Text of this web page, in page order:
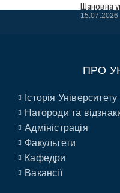
Шановна
15.07.2026
ПРО
Історія Університету
Нагороди та
Адміністрація
Факультети
Кафедри
Вакансії